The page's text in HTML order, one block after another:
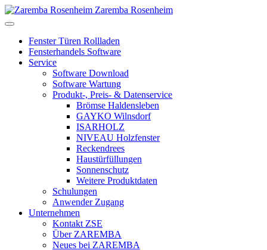
Zaremba Rosenheim
Fenster Türen Rollladen
Fensterhandels Software
Service
Software Download
Software Wartung
Produkt-, Preis- & Datenservice
Brömse Haldensleben
GAYKO Wilnsdorf
ISARHOLZ
NIVEAU Holzfenster
Reckendrees
Haustürfüllungen
Sonnenschutz
Weitere Produktdaten
Schulungen
Anwender Zugang
Unternehmen
Kontakt ZSE
Über ZAREMBA
Neues bei ZAREMBA